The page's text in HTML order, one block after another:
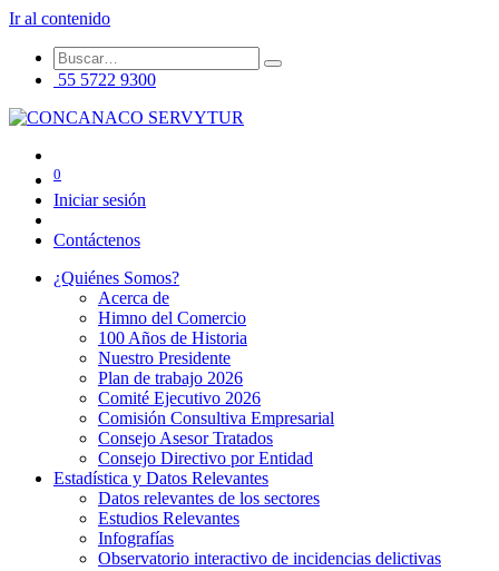
Ir al contenido
55 5722 9300
0
Iniciar sesión
Contáctenos
¿Quiénes Somos?
Acerca de
Himno del Comercio
100 Años de Historia
Nuestro Presidente
Plan de trabajo 2026
Comité Ejecutivo 2026
Comisión Consultiva Empresarial
Consejo Asesor Tratados
Consejo Directivo por Entidad
Estadística y Datos Relevantes
Datos relevantes de los sectores
Estudios Relevantes
Infografías
Observatorio interactivo de incidencias delictivas